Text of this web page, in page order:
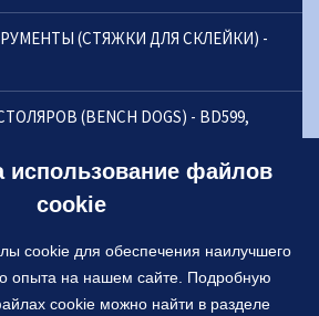
(CТЯЖКИ ДЛЯ СКЛЕЙКИ) -
(BENCH DOGS) - BD599,
РЕЗЧИЦКИЕ ШАРНИРЫ (CV KU V1,
ПОЛОВЫХ ДОСОК - FC
использование файлов
cookie
cookie для обеспечения наилучшего
опыта на нашем сайте. Подробную
cookie можно найти в разделе